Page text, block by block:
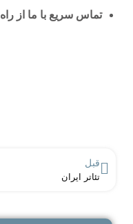
تماس سریع با ما از راه
قبل
تئاتر ایران